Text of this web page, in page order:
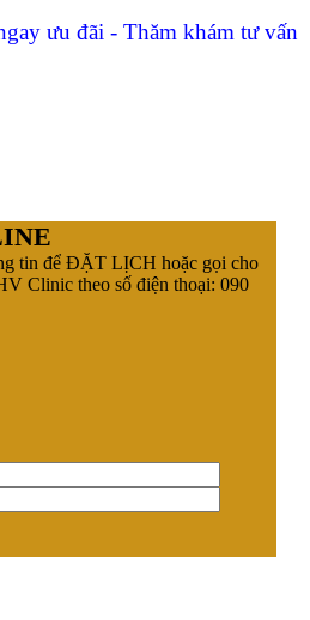
ưu đãi - Thăm khám tư vấn
tin để ĐẶT LỊCH hoặc gọi cho
Clinic theo số điện thoại: 090